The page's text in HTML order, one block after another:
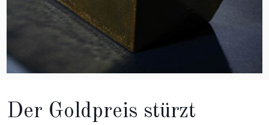
Der Goldpreis stürzt